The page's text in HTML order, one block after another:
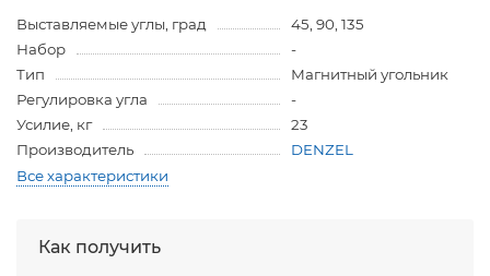
Выставляемые углы, град
45, 90, 135
Набор
-
Тип
Магнитный угольник
Регулировка угла
-
Усилие, кг
23
Производитель
DENZEL
Все характеристики
Как получить